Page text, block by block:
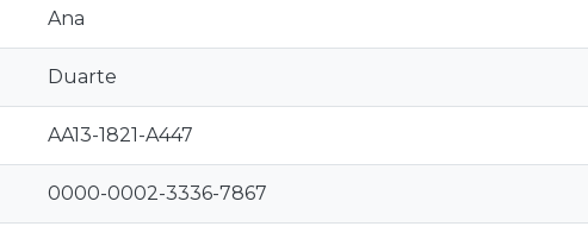
Ana
Duarte
AA13-1821-A447
0000-0002-3336-7867